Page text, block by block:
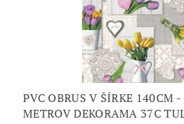
PVC OBRUS V ŠÍRKE 140CM
METROV DEKORAMA 37C